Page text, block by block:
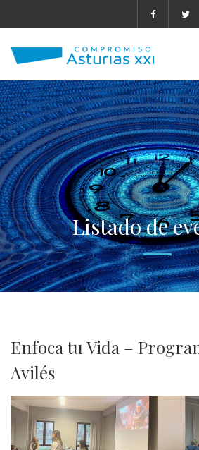
Listado de
Enfoca tu Vida –
Avilés